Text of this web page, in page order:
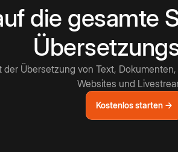
die gesamte
der Übersetzung von Text,
Websites und
Kostenlos starten →